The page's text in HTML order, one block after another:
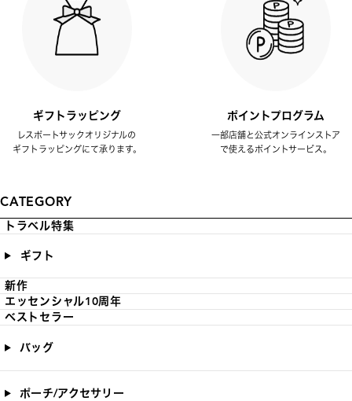
ギフトラッピング
レスポートサックオリジナルの
ギフトラッピングにて承ります。
ポイントプログラム
一部店舗と公式オンラインストア
で使えるポイントサービス。
CATEGORY
トラベル特集
ギフト
新作
エッセンシャル10周年
ベストセラー
バッグ
ポーチ/アクセサリー